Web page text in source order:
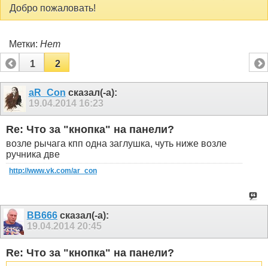
Добро пожаловать!
Метки: Нет
1
2
aR_Con сказал(-а):
19.04.2014 16:23
Re: Что за "кнопка" на панели?
возле рычага кпп одна заглушка, чуть ниже возле
ручника две
http://www.vk.com/ar_con
ВВ666сказал(-а):
19.04.2014 20:45
Re: Что за "кнопка" на панели?